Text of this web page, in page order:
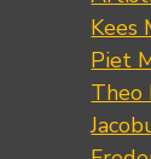
Kees
Piet
Theo